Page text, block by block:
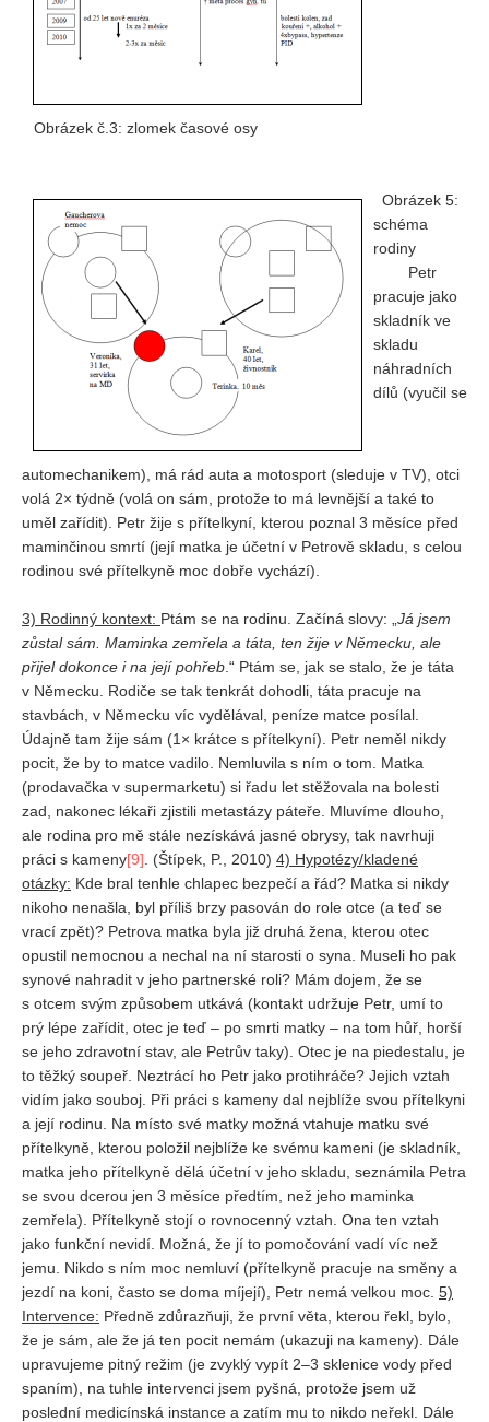
Obrázek č.3: zlomek časové osy
Obrázek 5:
schéma
rodiny
Petr
pracuje jako
skladník ve
skladu
náhradních
dílů (vyučil se
automechanikem), má rád auta a motosport (sleduje v TV), otci
volá 2× týdně (volá on sám, protože to má levnější a také to
uměl zařídit). Petr žije s přítelkyní, kterou poznal 3 měsíce před
maminčinou smrtí (její matka je účetní v Petrově skladu, s celou
rodinou své přítelkyně moc dobře vychází).
3) Rodinný kontext: Ptám se na rodinu. Začíná slovy: „ Já jsem
zůstal sám. Maminka zemřela a táta, ten žije v Německu, ale
přijel dokonce i na její pohřeb .“ Ptám se, jak se stalo, že je táta
v Německu. Rodiče se tak tenkrát dohodli, táta pracuje na
stavbách, v Německu víc vydělával, peníze matce posílal.
Údajně tam žije sám (1× krátce s přítelkyní). Petr neměl nikdy
pocit, že by to matce vadilo. Nemluvila s ním o tom. Matka
(prodavačka v supermarketu) si řadu let stěžovala na bolesti
zad, nakonec lékaři zjistili metastázy páteře. Mluvíme dlouho,
ale rodina pro mě stále nezískává jasné obrysy, tak navrhuji
práci s kameny[9] . (Štípek, P., 2010) 4) Hypotézy/kladené
otázky: Kde bral tenhle chlapec bezpečí a řád? Matka si nikdy
nikoho nenašla, byl příliš brzy pasován do role otce (a teď se
vrací zpět)? Petrova matka byla již druhá žena, kterou otec
opustil nemocnou a nechal na ní starosti o syna. Museli ho pak
synové nahradit v jeho partnerské roli? Mám dojem, že se
s otcem svým způsobem utkává (kontakt udržuje Petr, umí to
prý lépe zařídit, otec je teď – po smrti matky – na tom hůř, horší
se jeho zdravotní stav, ale Petrův taky). Otec je na piedestalu, je
to těžký soupeř. Neztrácí ho Petr jako protihráče? Jejich vztah
vidím jako souboj. Při práci s kameny dal nejblíže svou přítelkyni
a její rodinu. Na místo své matky možná vtahuje matku své
přítelkyně, kterou položil nejblíže ke svému kameni (je skladník,
matka jeho přítelkyně dělá účetní v jeho skladu, seznámila Petra
se svou dcerou jen 3 měsíce předtím, než jeho maminka
zemřela). Přítelkyně stojí o rovnocenný vztah. Ona ten vztah
jako funkční nevidí. Možná, že jí to pomočování vadí víc než
jemu. Nikdo s ním moc nemluví (přítelkyně pracuje na směny a
jezdí na koni, často se doma míjejí), Petr nemá velkou moc. 5)
Intervence: Předně zdůrazňuji, že první věta, kterou řekl, bylo,
že je sám, ale že já ten pocit nemám (ukazuji na kameny). Dále
upravujeme pitný režim (je zvyklý vypít 2–3 sklenice vody před
spaním), na tuhle intervenci jsem pyšná, protože jsem už
poslední medicínská instance a zatím mu to nikdo neřekl. Dále